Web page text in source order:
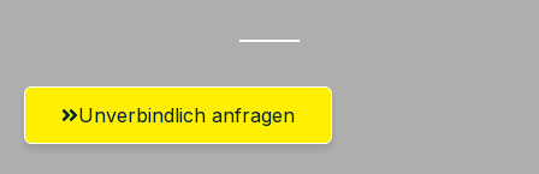
Unverbindlich anfragen